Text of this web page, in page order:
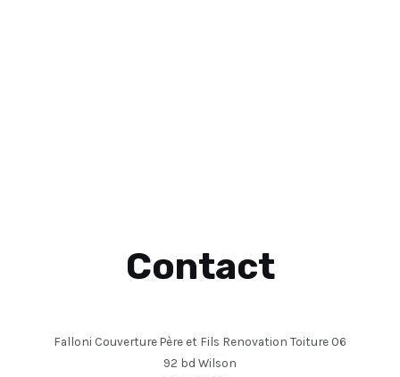
Contact
Falloni Couverture Père et Fils Renovation Toiture 06
92 bd Wilson